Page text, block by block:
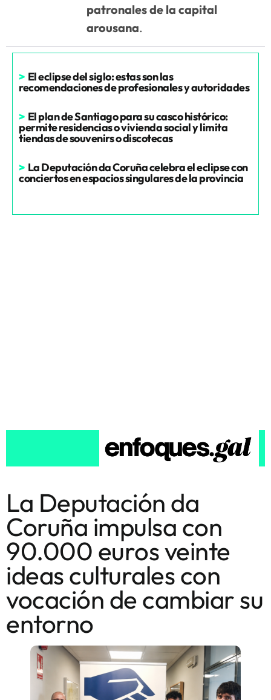
patronales de la capital
arousana.
> El eclipse del siglo: estas son las
recomendaciones de profesionales y autoridades
> El plan de Santiago para su casco histórico:
permite residencias o vivienda social y limita
tiendas de souvenirs o discotecas
> La Deputación da Coruña celebra el eclipse con
conciertos en espacios singulares de la provincia
La Deputación da
Coruña impulsa con
90.000 euros veinte
ideas culturales con
vocación de cambiar su
entorno